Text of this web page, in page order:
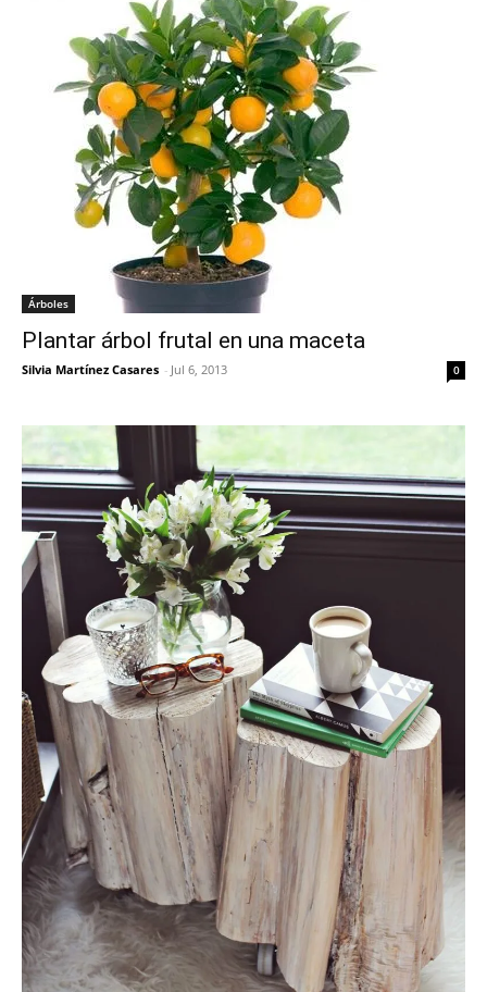
Árboles
Plantar árbol frutal en una maceta
Silvia Martínez Casares - Jul 6, 2013 0